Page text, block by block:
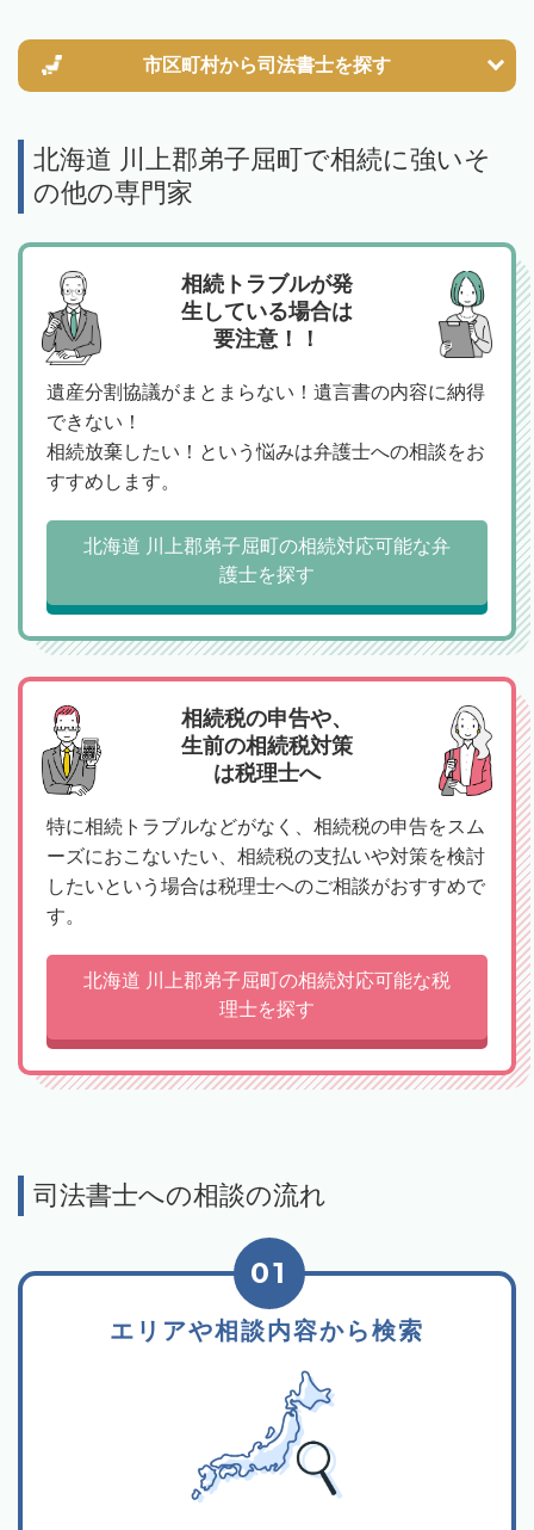
市区町村から司法書士を探す
北海道 川上郡弟子屈町で相続に強いそ
の他の専門家
相続トラブルが発
生している場合は
要注意！！
遺産分割協議がまとまらない！遺言書の内容に納得
できない！
相続放棄したい！という悩みは弁護士への相談をお
すすめします。
北海道 川上郡弟子屈町の相続対応可能な弁
護士を探す
相続税の申告や、
生前の相続税対策
は税理士へ
特に相続トラブルなどがなく、相続税の申告をスム
ーズにおこないたい、相続税の支払いや対策を検討
したいという場合は税理士へのご相談がおすすめで
す。
北海道 川上郡弟子屈町の相続対応可能な税
理士を探す
司法書士への相談の流れ
エリアや相談内容から検索
01